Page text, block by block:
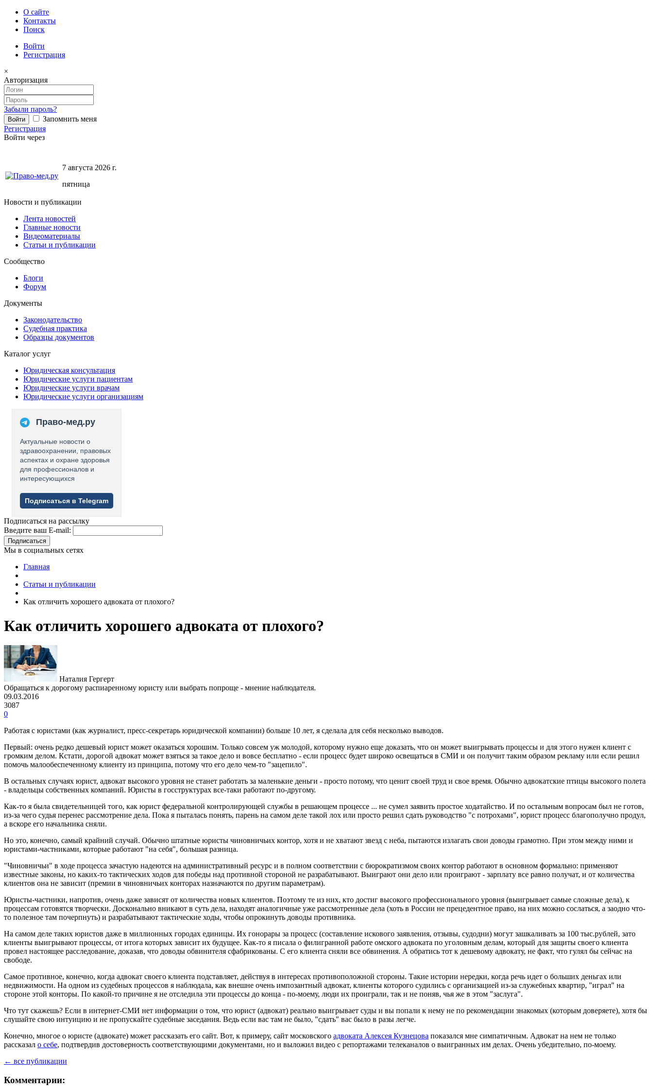
О сайте
Контакты
Поиск
Войти
Регистрация
×
Авторизация
Забыли пароль?
Запомнить меня
Регистрация
Войти через
7 августа 2026 г.
пятница
Новости и публикации
Лента новостей
Главные новости
Видеоматериалы
Статьи и публикации
Сообщество
Блоги
Форум
Документы
Законодательство
Судебная практика
Образцы документов
Каталог услуг
Юридическая консультация
Юридические услуги пациентам
Юридические услуги врачам
Юридические услуги организациям
Право-мед.ру
Актуальные новости о
здравоохранении, правовых
аспектах и охране здоровья
для профессионалов и
интересующихся
Подписаться в Telegram
Подписаться на рассылку
Введите ваш E-mail:
Подписаться
Мы в социальных сетях
Главная
Статьи и публикации
Как отличить хорошего адвоката от плохого?
Как отличить хорошего адвоката от плохого?
Наталия Гергерт
Обращаться к дорогому распиаренному юристу или выбрать попроще - мнение наблюдателя.
09.03.2016
3087
0
Работая с юристами (как журналист, пресс-секретарь юридической компании) больше 10 лет, я сделала для себя несколько выводов.
Первый: очень редко дешевый юрист может оказаться хорошим. Только совсем уж молодой, которому нужно еще доказать, что он может выигрывать процессы и для этого нужен клиент с
громким делом. Кстати, дорогой адвокат может взяться за такое дело и вовсе бесплатно - если процесс будет широко освещаться в СМИ и он получит таким образом рекламу или если решил
помочь малообеспеченному клиенту из принципа, потому что его дело чем-то "зацепило".
В остальных случаях юрист, адвокат высокого уровня не станет работать за маленькие деньги - просто потому, что ценит своей труд и свое время. Обычно адвокатские птицы высокого полета
- владельцы собственных компаний. Юристы в госструктурах все-таки работают по-другому.
Как-то я была свидетельницей того, как юрист федеральной контролирующей службы в решающем процессе ... не сумел заявить простое ходатайство. И по остальным вопросам был не готов,
из-за чего судья перенес рассмотрение дела. Пока я пыталась понять, парень на самом деле такой лох или просто решил сдать руководство "с потрохами", юрист процесс благополучно продул,
а вскоре его начальника сняли.
Но это, конечно, самый крайний случай. Обычно штатные юристы чиновничьих контор, хотя и не хватают звезд с неба, пытаются излагать свои доводы грамотно. При этом между ними и
юристами-частниками, которые работают "на себя", большая разница.
"Чиновничьи" в ходе процесса зачастую надеются на административный ресурс и в полном соответствии с бюрократизмом своих контор работают в основном формально: применяют
известные законы, но каких-то тактических ходов для победы над противной стороной не разрабатывают. Выиграют они дело или проиграют - зарплату все равно получат, и от количества
клиентов она не зависит (премии в чиновничьих конторах назначаются по другим параметрам).
Юристы-частники, напротив, очень даже зависят от количества новых клиентов. Поэтому те из них, кто достиг высокого профессионального уровня (выигрывает самые сложные дела), к
процессам готовятся творчески. Досконально вникают в суть дела, находят аналогичные уже рассмотренные дела (хоть в России не прецедентное право, на них можно сослаться, а заодно что-
то полезное там почерпнуть) и разрабатывают тактические ходы, чтобы опрокинуть доводы противника.
На самом деле таких юристов даже в миллионных городах единицы. Их гонорары за процесс (составление искового заявления, отзывы, судодни) могут зашкаливать за 100 тыс.рублей, зато
клиенты выигрывают процессы, от итога которых зависит их будущее. Как-то я писала о филигранной работе омского адвоката по уголовным делам, который для защиты своего клиента
провел настоящее расследование, доказав, что доводы обвинителя сфабрикованы. С его клиента сняли все обвинения. А обратись тот к дешевому адвокату, не факт, что гулял бы сейчас на
свободе.
Самое противное, конечно, когда адвокат своего клиента подставляет, действуя в интересах противоположной стороны. Такие истории нередки, когда речь идет о больших деньгах или
недвижимости. На одном из судебных процессов я наблюдала, как внешне очень импозантный адвокат, клиенты которого судились с организацией из-за служебных квартир, "играл" на
стороне этой конторы. По какой-то причине я не отследила эти процессы до конца - по-моему, люди их проиграли, так и не поняв, чья же в этом "заслуга".
Что тут скажешь? Если в интернет-СМИ нет информации о том, что юрист (адвокат) реально выигрывает суды и вы попали к нему не по рекомендации знакомых (которым доверяете), хотя бы
слушайте свою интуицию и не пропускайте судебные заседания. Ведь если вас там не было, "сдать" вас было в разы легче.
Конечно, многое о юристе (адвокате) может рассказать его сайт. Вот, к примеру, сайт московского адвоката Алексея Кузнецова показался мне симпатичным. Адвокат на нем не только
рассказал о себе, подтвердив достоверность соответствующими документами, но и выложил видео с репортажами телеканалов о выигранных им делах. Очень убедительно, по-моему.
← все публикации
Комментарии: